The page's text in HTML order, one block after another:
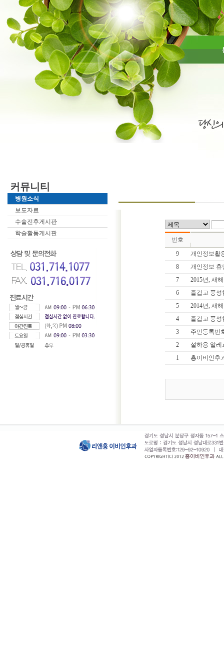
커뮤니티
병원소식
보도자료
수술전후게시판
학술활동게시판
번호
9
개인정보활
8
개인정보 휴
7
2015년, 새
6
즐겁고 풍성
5
2014년, 새
4
즐겁고 풍성
3
주민등록번
2
설하용 알
1
홍이비인후